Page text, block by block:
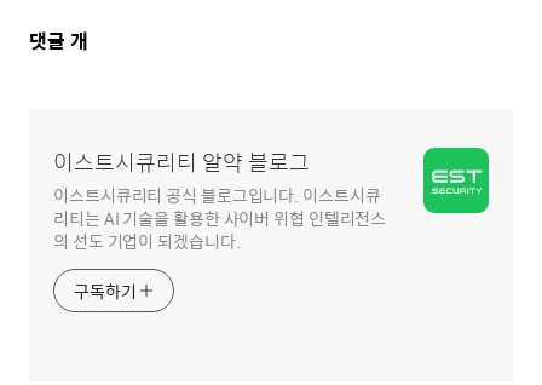
댓
댓글 개
이스트시큐리티 알약 블로그
이스트시큐리티 공식 블로그입니다. 이스트시큐
리티는 AI 기술을 활용한 사이버 위협 인텔리전스
의 선도 기업이 되겠습니다.
구독하기